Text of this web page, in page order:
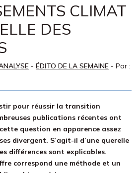
CLIMAT
DES
- ÉDITO DE LA SEMAINE - Par :
pour réussir la transition
publications récentes ont
cette question en apparence assez
divergent. S’agit-il d’une querelle
différences sont explicables.
correspond une méthode et un